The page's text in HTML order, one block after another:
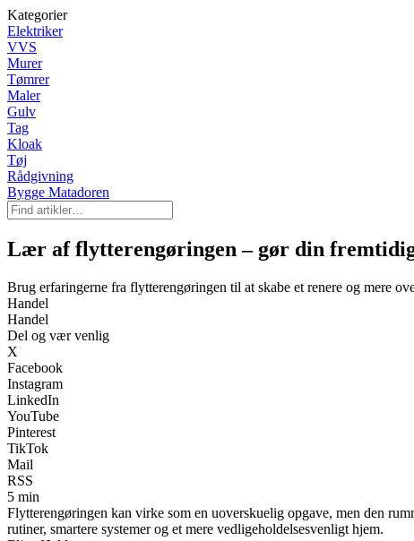
Kategorier
Elektriker
VVS
Murer
Tømrer
Maler
Gulv
Tag
Kloak
Tøj
Rådgivning
Bygge Matadoren
Lær af flytterengøringen – gør din
Brug erfaringerne fra flytterengøringen til at skabe et renere og mere
Handel
Handel
Del og vær venlig
X
Facebook
Instagram
LinkedIn
YouTube
Pinterest
TikTok
Mail
RSS
5 min
Flytterengøringen kan virke som en uoverskuelig opgave, men den
rutiner, smartere systemer og et mere vedligeholdelsesvenligt hjem.